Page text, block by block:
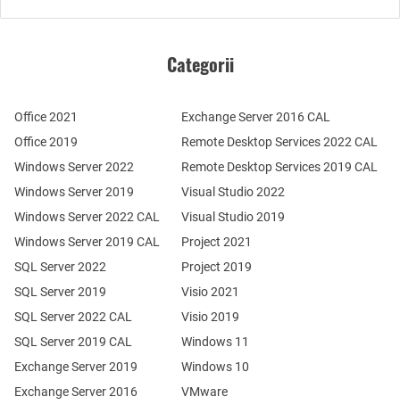
Categorii
Office 2021
Office 2019
Windows Server 2022
Windows Server 2019
Exchange Server 2019
Exchange Server 2016
SQL Server 2022
SQL Server 2019
Windows Server 2022 CAL
Windows Server 2019 CAL
SQL Server 2022 CAL
SQL Server 2019 CAL
Remote Desktop Services 2022 CAL
Remote Desktop Services 2019 CAL
Exchange Server 2016 CAL
Visual Studio 2022
Visual Studio 2019
Project 2021
Project 2019
Visio 2021
Visio 2019
Windows 11
Windows 10
VMware